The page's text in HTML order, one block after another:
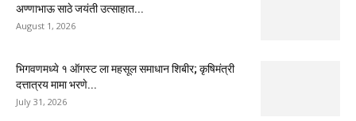
अण्णाभाऊ साठे जयंती उत्साहात...
August 1, 2026
भिगवणमध्ये १ ऑगस्ट ला महसूल समाधान शिबीर; कृषिमंत्री
दत्तात्रय मामा भरणे...
July 31, 2026